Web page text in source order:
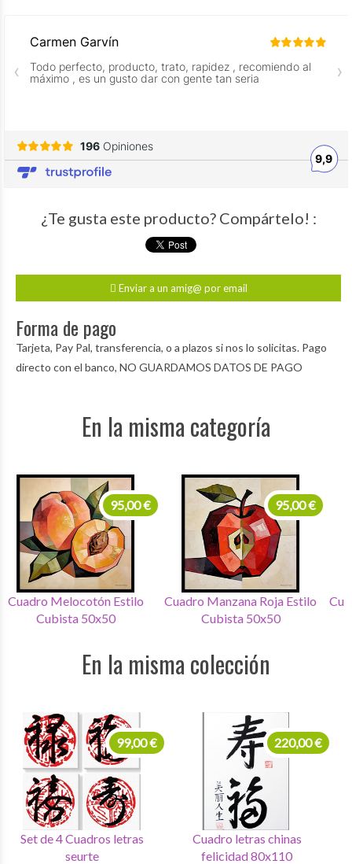
¿Te gusta este producto? Compártelo! :
Enviar a un amig@ por email
Forma de pago
Tarjeta, Pay Pal, transferencia, o a plazos si nos lo solicitas. Pago
directo con el banco, NO GUARDAMOS DATOS DE PAGO
En la misma categoría
Cuadro Manzana Roja Estilo
Cubista 50x50
95,00 €
Cuadro Limón Estilo Cubista
50x50
95,00 €
En la misma colección
Set de 4 Cuadros letras
chinas
99,00 €
Set de 4 Cuadros letras
seurte
99,00 €